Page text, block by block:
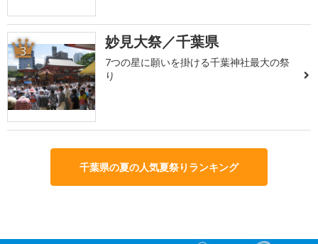
3 妙見大祭／千葉県
7つの星に願いを掛ける千葉神社最大の祭
り
千葉県の夏の人気夏祭りランキング